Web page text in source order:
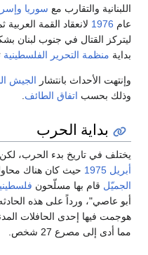
اللبنانية والتقارب مع سوريا
عام 1976 لانعقاد القمة
ليتركز القتال في جنوب
بداية منظمة التحرير الفلسطينية
وإنتهت الأحداث بانتشار الجيش
وذلك بحسب اتفاق الطائف
بداية الحرب
يختلف في تاريخ بدء الحرب،
أبريل 1975 حيث كان هناك
الجميّل قام بها مسلّحون
أبو عاصي"، ورداً على هذه
هوجمت فيها إحدى الحافلات
مما أدى إلى مصرع 27 شخص.